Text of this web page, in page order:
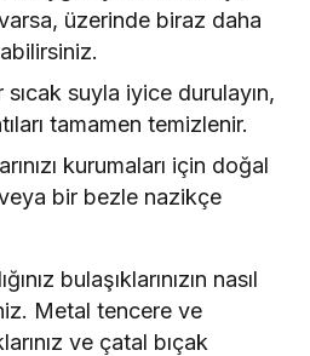
üzerinde biraz daha
sıcak suyla iyice durulayın,
tamamen temizlenir.
kurumaları için doğal
bir bezle nazikçe
bulaşıklarınızın nasıl
Metal tencere ve
ve çatal bıçak